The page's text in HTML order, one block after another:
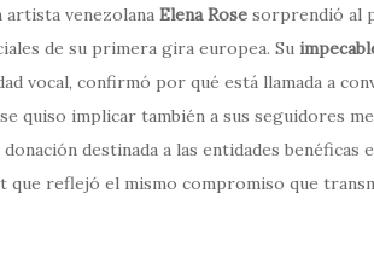
artista venezolana Elena Rose sorprendió al
de su primera gira europea. Su
vocal, confirmó por qué está llamada a
quiso implicar también a sus seguidores
destinada a las entidades benéficas
que reflejó el mismo compromiso que